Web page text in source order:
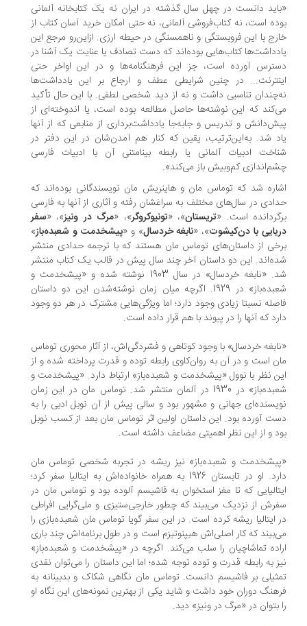
دانست در چهل سال گذشته در ایران نه یک کتابخانه آلمانی
است، نه کتاب‌فروشی آلمانی، نه حتی امکان خرید آسان کتاب از
با این فروبستگی و ناهمسنگی در حیطه ارزی. از‌این‌رو مرجع این
کتاب‌هایی بوده‌اند که دست تصادف یا عنایت یک آشنا در
آورده است، جز این فرهنگنامه‌ها و در این اواخر حتی
در چنین شرایطی عطف و ارجاع بر این یادداشت‌ها
تناسبی داشت و نه از دید شخصی لطفی. با این حال تأکید
که این نوشته‌ها حاصل مطالعه بوده است، یا اندوخته‌ای از
و تدریس و جابه‌جا یادداشت‌برداری از منابعی که از آنها
شد. به‌این‌ترتیب، یقین که کنار هم‌ آمدن‌شان در این دفتر در
ادبیات آلمانی یا رابطه بینامتنی آن با ادبیات فارسی
کم‌وبیش باز می‌کند».
شد که توماس مان و هاینریش مان نویسندگانی بوده‌اند که
در سال‌های مختلف به سراغشان رفته و آثاری از آنها به فارسی
است. «تریستان»، «تونیوکروگر»، «مرگ در ونیز»، «سفر
با دن‌کیشوت»، «نابغه خردسال» و «پیشخدمت و شعبده‌‌باز»
از داستان‌های توماس مان‌ هستند که با ترجمه حدادی منتشر
این دو داستان آخر چند سال پیش در قالب یک کتاب منتشر
شد. «نابغه خردسال» در سال 1903 نوشته شده و «پیشخدمت و
شعبده‌باز» در 1929. اگرچه میان زمان نوشته‌شدن این دو داستان
نسبتا زیادی وجود دارد؛ اما ویژگی‌هایی مشترک در هر دو وجود
که آنها را در پیوند با هم قرار داده است.
خردسال» با وجود کوتاهی‌ و فشردگی‌اش،‌ از آثار محوری توماس
است و در آن به روان‌کاوی رابطه توده و قدرت پرداخته شده و از
نظر با نوول «پیشخدمت و شعبده‌باز» ارتباط دارد. «پیشخدمت و
شعبده‌باز» در 1930 در آلمان منتشر شد. توماس مان در این زمان
جهانی و مشهور بود و سالی پیش از آن نوبل ادبی را به
آورده بود. این داستان اولین اثر توماس مان بعد از کسب نوبل
و از این‌ نظر اهمیتی مضاعف داشته است.
و شعبده‌باز» نیز ریشه در تجربه شخصی توماس مان
دارد. او در تابستان 1926 به همراه خانواده‌اش به ایتالیا سفر کرد؛‌
که تا مغز استخوان به فاشیسم آلوده بود و توماس مان در
از نزدیک می‌بیند که چطور خارجی‌ستیزی و ملی‌گرایی افراطی
ایتالیا ریشه کرده است. در این سفر گویا توماس مان شعبده‌بازی را
که کار اصلی‌اش هیپنوتیزم است و در طول برنامه‌اش چند باری
تماشاچیان را سلب می‌کند. اگرچه در «پیشخدمت و شعبده‌باز»
به رابطه قدرت و توده توجه شده؛ اما این داستان را می‌توان نقدی
بر فاشیسم دانست. توماس مان نگاهی شکاک و بدبینانه به
دوران خود داشت و شاید یکی از بهترین نمونه‌های این نگاه او
بتوان در «مرگ در ونیز» دید.